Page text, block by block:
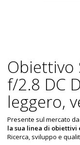
Obiettivo
f/2.8 DC
leggero,
Presente sul mercato
la sua linea di obiettivi
Ricerca, sviluppo e